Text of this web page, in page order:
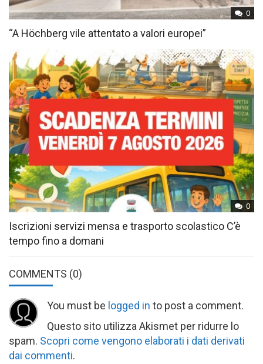
0
“A Höchberg vile attentato a valori europei”
0
Iscrizioni servizi mensa e trasporto scolastico C’è
tempo fino a domani
COMMENTS (0)
You must be logged in to post a comment.
Questo sito utilizza Akismet per ridurre lo
spam. Scopri come vengono elaborati i dati derivati
dai commenti.